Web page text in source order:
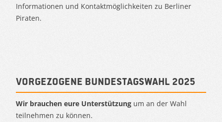
Informationen und Kontaktmöglichkeiten zu Berliner
Piraten.
Vorgezogene Bundestagswahl 2025
Wir brauchen eure Unterstützung um an der Wahl
teilnehmen zu können.